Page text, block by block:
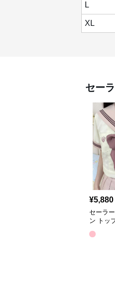
L
XL
セー
¥5,880
セーラ
ン トッ